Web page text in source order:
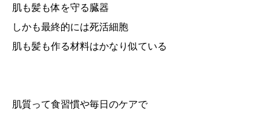
肌も髪も体を守る臓器
しかも最終的には死活細胞
肌も髪も作る材料はかなり似ている
肌質って食習慣や毎日のケアで